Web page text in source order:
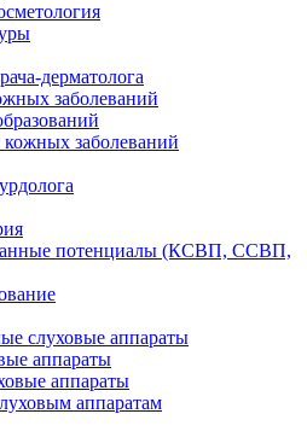
дерматолога
заболеваний
заболеваний
потенциалы (КСВП, ССВП,
слуховые аппараты
аппараты
аппараты
аппаратам